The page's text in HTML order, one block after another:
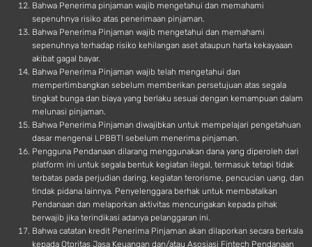
Bahwa Penerima pinjaman wajib mengetahui dan memahami
sepenuhnya risiko atas penerimaan pinjaman.
Bahwa Penerima Pinjaman wajib mengetahui dan memahami
sepenuhnya terhadap risiko kehilangan aset ataupun harta kekayaaan
akibat gagal bayar.
Bahwa Penerima Pinjaman wajib telah mengetahui dan
mempertimbangkan sebelum memberikan persetujuan atas segala
tingkat bunga dan biaya yang berlaku sesuai dengan kemampuan dalam
melunasi pinjaman.
Bahwa Penerima Pinjaman diwajibkan untuk mempelajari pengetahuan
dasar mengenai LPBBTI sebelum menerima pinjaman.
Pengguna Pendanaan dilarang menggunakan dana yang diperoleh dari
platform ini untuk segala bentuk kegiatan ilegal, termasuk tetapi tidak
terbatas pada perjudian daring, kegiatan terorisme, pencucian uang, dan
tindak pidana lainnya. Penyelenggara berhak untuk membatalkan
Pendanaan dan melaporkan aktivitas mencurigakan kepada pihak
berwajib jika terindikasi adanya pelanggaran ini.
Bahwa catatan kredit Penerima Pinjaman akan dilaporkan secara berkala
kepada Otoritas Jasa Keuangan dan/atau Asosiasi Fintech Pendanaan